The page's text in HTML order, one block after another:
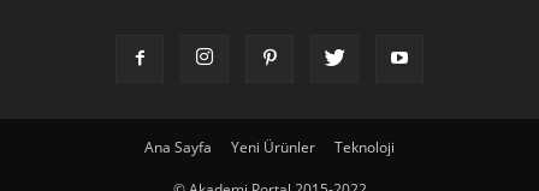
Ana Sayfa Yeni Ürünler Teknoloji